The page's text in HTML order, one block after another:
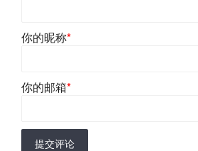
你的昵称*
你的邮箱*
提交评论